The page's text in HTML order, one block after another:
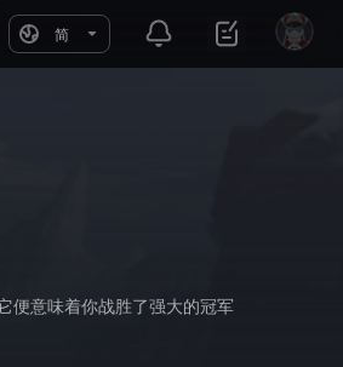
简
便意味着你战胜了强大的冠军